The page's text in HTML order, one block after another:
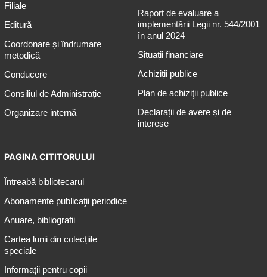
Filiale
Editură
Coordonare și îndrumare
metodică
Conducere
Consiliul de Administrație
Organizare internă
Raport de evaluare a
implementării Legii nr. 544/2001
în anul 2024
Situații financiare
Achiziții publice
Plan de achiziţii publice
Declarații de avere și de
interese
PAGINA CITITORULUI
Întreabă bibliotecarul
Abonamente publicaţii periodice
Anuare, bibliografii
Cartea lunii din colecțiile
speciale
Informații pentru copii